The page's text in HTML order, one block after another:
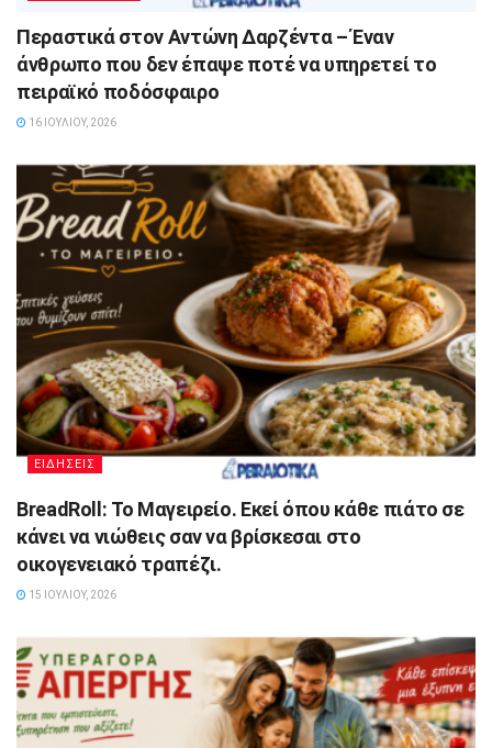
Περαστικά στον Αντώνη Δαρζέντα – Έναν
άνθρωπο που δεν έπαψε ποτέ να υπηρετεί το
πειραϊκό ποδόσφαιρο
16 ΙΟΥΛΊΟΥ, 2026
ΕΙΔΗΣΕΙΣ
BreadRoll: Το Μαγειρείο. Εκεί όπου κάθε πιάτο σε
κάνει να νιώθεις σαν να βρίσκεσαι στο
οικογενειακό τραπέζι.
15 ΙΟΥΛΊΟΥ, 2026